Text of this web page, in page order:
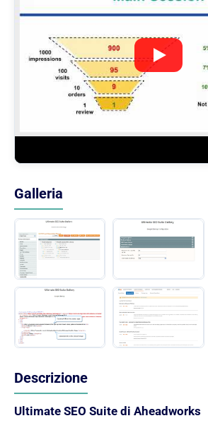
Galleria
Descrizione
Ultimate SEO Suite di Aheadworks